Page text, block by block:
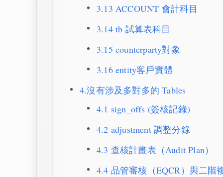
3.13 ACCOUNT 會計科目
3.14 tb 試算表科目
3.15 counterparty對象
3.16 entity客戶實體
4.沒有涉及多對多的 Tables
4.1 sign_offs (簽核記錄)
4.2 adjustment 調整分錄
4.3 查核計畫表（Audit Plan）
4.4 品管審核（EQCR）與二階